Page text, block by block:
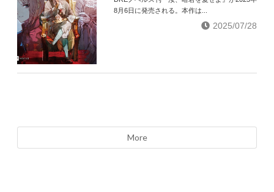
8月6日に発売される。本作は...
2025/07/28
More